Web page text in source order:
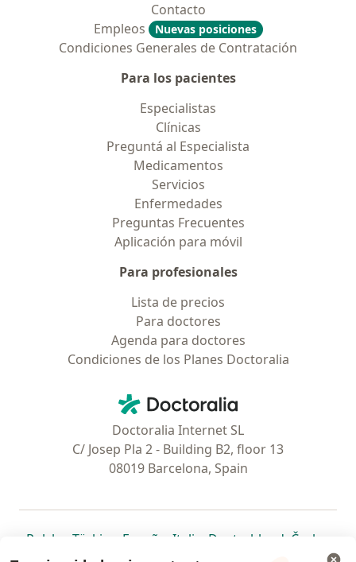
Contacto
Empleos
Nuevas posiciones
Condiciones Generales de Contratación
Para los pacientes
Especialistas
Clínicas
Preguntá al Especialista
Medicamentos
Servicios
Enfermedades
Preguntas Frecuentes
Aplicación para móvil
Para profesionales
Lista de precios
Para doctores
Agenda para doctores
Condiciones de los Planes Doctoralia
Doctoralia - Página de inicio
Doctoralia Internet SL
C/ Josep Pla 2 - Building B2, floor 13
08019 Barcelona, Spain
Polska se abre en una nueva pestaña
Türkiye se abre en una nueva pestaña
España se abre en una nueva pestaña
Italia se abre en una nueva
Deutschlandse abre en
Česko
Portugal
se abre en una nueva pestaña
México se abre en una nueva pestaña
Chile se abre en una nueva pestaña
Brasil se abre en una nueva
se abre en
se